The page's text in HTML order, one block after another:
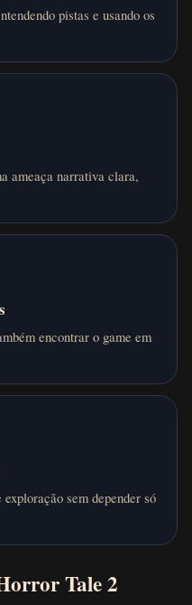
pistas e usando os
ameaça narrativa clara,
encontrar o game em
sem depender só
Tale 2